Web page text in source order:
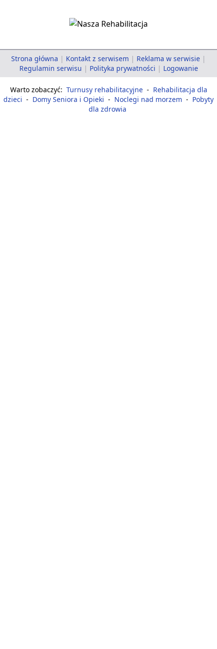
Strona główna | Kontakt z serwisem | Reklama w serwisie |
Regulamin serwisu | Polityka prywatności | Logowanie
Warto zobaczyć: Turnusy rehabilitacyjne - Rehabilitacja dla
dzieci - Domy Seniora i Opieki - Noclegi nad morzem - Pobyty
dla zdrowia